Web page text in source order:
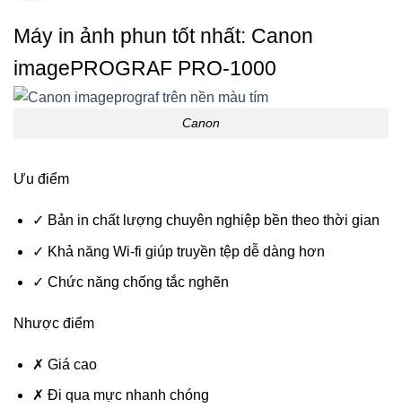
Máy in ảnh phun tốt nhất: Canon
imagePROGRAF PRO-1000
Canon
Ưu điểm
✓ Bản in chất lượng chuyên nghiệp bền theo thời gian
✓ Khả năng Wi-fi giúp truyền tệp dễ dàng hơn
✓ Chức năng chống tắc nghẽn
Nhược điểm
✗ Giá cao
✗ Đi qua mực nhanh chóng